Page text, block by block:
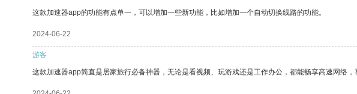
这款加速器app的功能有点单一，可以增加一些新功能，比如增加一个自动切换线路的功能。
2024-06-22
游客
这款加速器app简直是居家旅行必备神器，无论是看视频、玩游戏还是工作办公，都能畅享高速网络